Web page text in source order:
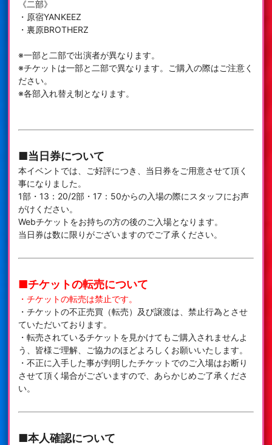
《二部》
・原宿YANKEEZ
・裏原BROTHERZ
※一部と二部で出演者が異なります。
※チケットは一部と二部で異なります。ご購入の際はご注意く
ださい。
※各部入れ替え制となります。
■当日券について
本イベントでは、ご好評につき、当日券をご用意させて頂く
事になりました。
1部・13：20/2部・17：50からの入場の際にスタッフにお声
がけください。
Webチケットをお持ちの方の後のご入場となります。
当日券は数に限りがございますのでご了承ください。
■チケットの転売について
・チケットの転売は禁止です。
・チケットの不正売買（転売）及び譲渡は、禁止行為とさせ
ていただいております。
・転売されているチケットを見かけてもご購入されませんよ
う、皆様ご理解、ご協力のほどよろしくお願いいたします。
・不正に入手した事が判明したチケットでのご入場はお断り
させて頂く場合がございますので、あらかじめご了承くださ
い。
■本人確認について